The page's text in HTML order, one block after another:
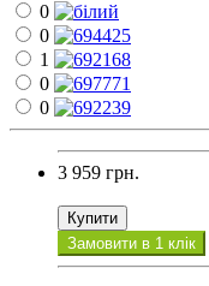
0
0
1
0
0
3 959 грн.
Купити
Замовити в 1 клік